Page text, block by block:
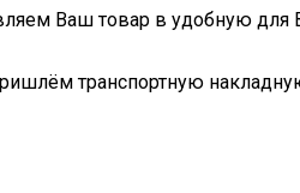
Ваш товар в удобную для
транспортную